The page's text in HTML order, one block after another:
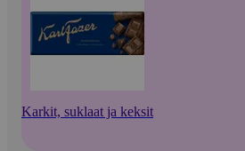
Karkit, suklaat ja keksit